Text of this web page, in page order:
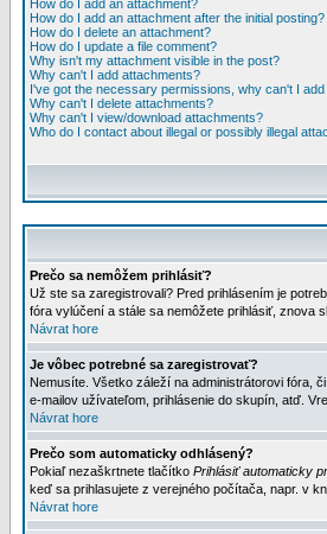
How do I add an attachment?
How do I add an attachment after the initial posting?
How do I delete an attachment?
How do I update a file comment?
Why isn't my attachment visible in the post?
Why can't I add attachments?
I've got the necessary permissions, why can't I
Why can't I delete attachments?
Why can't I view/download attachments?
Who do I contact about illegal or possibly illegal
Prečo sa nemôžem prihlásiť?
Už ste sa zaregistrovali? Pred prihlásením je
fóra vylúčení a stále sa nemôžete prihlásiť, znova
Návrat hore
Je vôbec potrebné sa zaregistrovať?
Nemusíte. Všetko záleží na administrátorovi fóra,
e-mailov užívateľom, prihlásenie do skupín, atď.
Návrat hore
Prečo som automaticky odhlásený?
Pokiaľ nezaškrtnete tlačítko Prihlásiť automaticky
keď sa prihlasujete z verejného počítača, napr. v
Návrat hore